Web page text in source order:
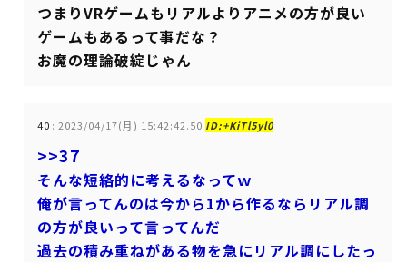
つまりVRゲームもリアルよりアニメの方が良い
ゲームもあるって事だな？
お魔の理論破綻じゃん
40 : 2023/04/17(月) 15:42:42.50 ID:+KiTl5yl0
>>37
そんな短絡的に考えるなってｗ
俺が言ってんのは今から1から作るならリアル調
の方が良いって言ってんだ
過去の積み重ねがある物を急にリアル調にしたっ